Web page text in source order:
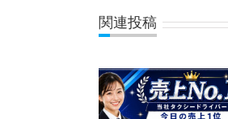
関連投稿